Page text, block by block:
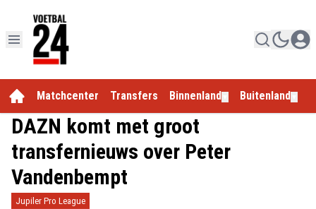
Matchcenter Transfers Binnenland Buitenland
DAZN komt met groot
transfernieuws over Peter
Vandenbempt
Jupiler Pro League